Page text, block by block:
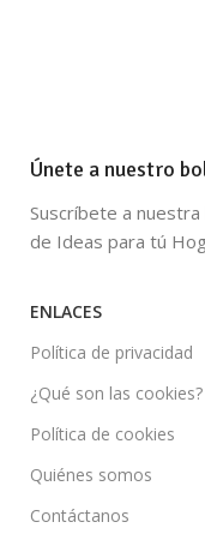
Únete a nuestro
Suscríbete a
de Ideas para tú
ENLACES
Política de privacidad
¿Qué son las cookies?
Política de cookies
Quiénes somos
Contáctanos